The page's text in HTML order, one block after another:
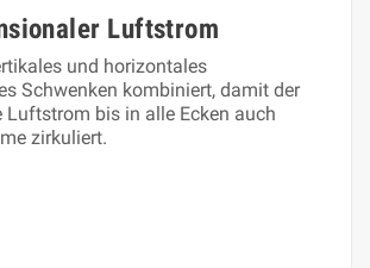
Luftstrom
und horizontales
Schwenken kombiniert, damit der
Luftstrom bis in alle Ecken auch
zirkuliert.